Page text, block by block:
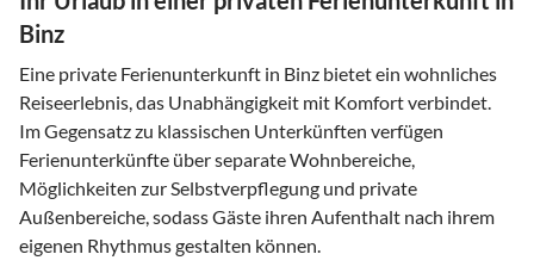
Binz
Eine private Ferienunterkunft in Binz bietet ein wohnliches
Reiseerlebnis, das Unabhängigkeit mit Komfort verbindet.
Im Gegensatz zu klassischen Unterkünften verfügen
Ferienunterkünfte über separate Wohnbereiche,
Möglichkeiten zur Selbstverpflegung und private
Außenbereiche, sodass Gäste ihren Aufenthalt nach ihrem
eigenen Rhythmus gestalten können.